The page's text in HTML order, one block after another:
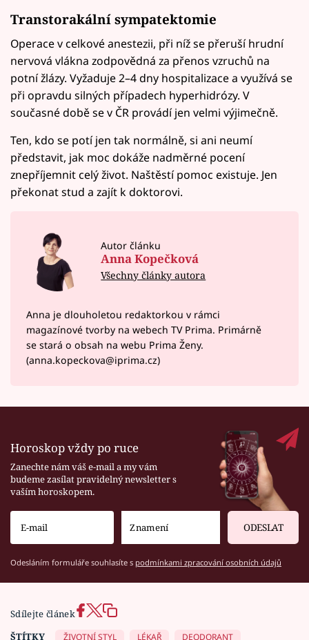
Transtorakální sympatektomie
Operace v celkové anestezii, při níž se přeruší hrudní
nervová vlákna zodpovědná za přenos vzruchů na
potní žlázy. Vyžaduje 2–4 dny hospitalizace a využívá se
při opravdu silných případech hyperhidrózy. V
současné době se v ČR provádí jen velmi výjimečně.
Ten, kdo se potí jen tak normálně, si ani neumí
představit, jak moc dokáže nadměrné pocení
znepříjemnit celý život. Naštěstí pomoc existuje. Jen
překonat stud a zajít k doktorovi.
Autor článku
Anna Kopečková
Všechny články autora
Anna je dlouholetou redaktorkou v rámci
magazínové tvorby na webech TV Prima. Primárně
se stará o obsah na webu Prima Ženy.
(anna.kopeckova@iprima.cz)
Horoskop vždy po ruce
Zanechte nám váš e-mail a my vám
budeme zasílat pravidelný newsletter s
vaším horoskopem.
ODESLAT
Odesláním formuláře souhlasíte s podmínkami zpracování osobních údajů
Sdílejte článek
ŠTÍTKY
ŽIVOTNÍ STYL LÉKAŘ DEODORANT